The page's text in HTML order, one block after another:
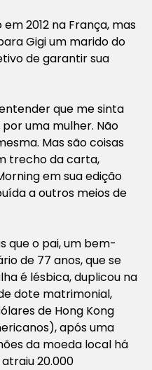
2012 na França, mas
Gigi um marido do
de garantir sua
que me sinta
uma mulher. Não
Mas são coisas
trecho da carta,
em sua edição
a outros meios de
que o pai, um bem-
de 77 anos, que se
é lésbica, duplicou na
dote matrimonial,
de Hong Kong
após uma
da moeda local há
20.000